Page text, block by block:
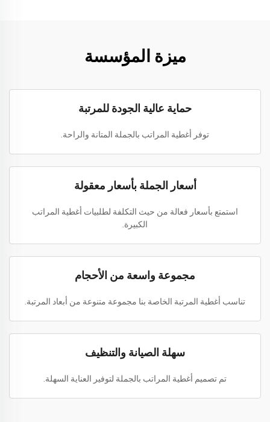
ميزة المؤسسة
حماية عالية الجودة للمرتبة
توفر أغطية المراتب بالجملة المتانة والراحة.
أسعار الجملة بأسعار معقولة
استمتع بأسعار فعالة من حيث التكلفة لطلبيات أغطية المراتب
الكبيرة.
مجموعة واسعة من الأحجام
تناسب أغطية المرتبة الخاصة بنا مجموعة متنوعة من أبعاد المرتبة.
سهلة الصيانة والتنظيف
تم تصميم أغطية المراتب بالجملة لتوفير العناية السهلة.